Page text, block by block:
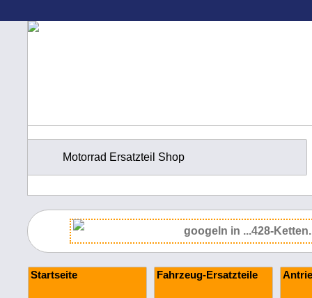
Motorrad Ersatzteil Shop
Startseite Fahrzeug-Ersatzteile